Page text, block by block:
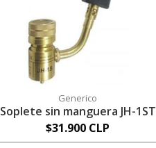
Generico
Soplete sin manguera JH-1ST
$31.900 CLP